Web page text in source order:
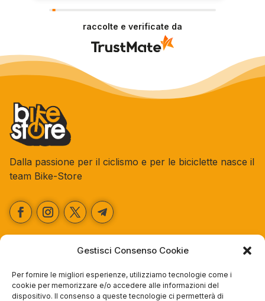
Gestisci Consenso Cookie
Per fornire le migliori esperienze, utilizziamo tecnologie come i
cookie per memorizzare e/o accedere alle informazioni del
dispositivo. Il consenso a queste tecnologie ci permetterà di
fornire il servizio giusto a clienti così fantastici.
raccolte e verificate da
Dalla passione per il ciclismo e per le biciclette nasce il
team Bike-Store
Via Tancredi Canonico 29
00173 Roma